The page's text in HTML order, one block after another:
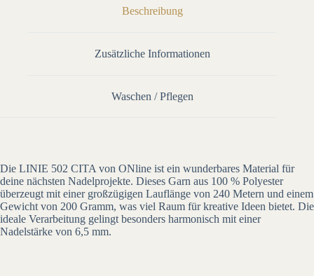
Beschreibung
Zusätzliche Informationen
Waschen / Pflegen
Die LINIE 502 CITA von ONline ist ein wunderbares Material für
deine nächsten Nadelprojekte. Dieses Garn aus 100 % Polyester
überzeugt mit einer großzügigen Lauflänge von 240 Metern und einem
Gewicht von 200 Gramm, was viel Raum für kreative Ideen bietet. Die
ideale Verarbeitung gelingt besonders harmonisch mit einer
Nadelstärke von 6,5 mm.